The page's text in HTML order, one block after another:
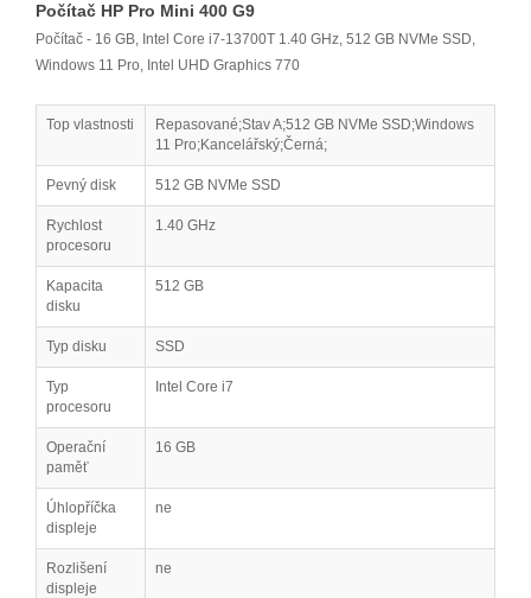
Počítač HP Pro Mini 400 G9
Počítač - 16 GB, Intel Core i7-13700T 1.40 GHz, 512 GB NVMe SSD,
Windows 11 Pro, Intel UHD Graphics 770
Top vlastnosti
Repasované;Stav A;512 GB NVMe SSD;Windows
11 Pro;Kancelářský;Černá;
Pevný disk 512 GB NVMe SSD
Rychlost
procesoru
1.40 GHz
Kapacita
disku
512 GB
Typ disku SSD
Typ
procesoru
Intel Core i7
Operační
paměť
16 GB
Úhlopříčka
displeje
ne
Rozlišení
displeje
ne